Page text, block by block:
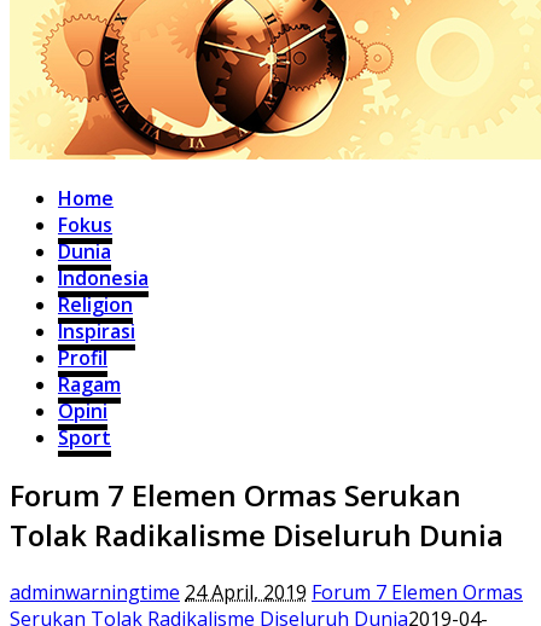
Home
Fokus
Dunia
Indonesia
Religion
Inspirasi
Profil
Ragam
Opini
Sport
Forum 7 Elemen Ormas Serukan
Tolak Radikalisme Diseluruh Dunia
adminwarningtime 24 April, 2019 Forum 7 Elemen Ormas
Serukan Tolak Radikalisme Diseluruh Dunia2019-04-